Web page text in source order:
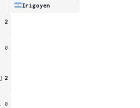
2
0
2
0
Irigoyen